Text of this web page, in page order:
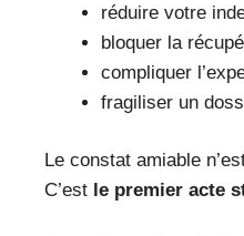
réduire votre
bloquer la
compliquer
fragiliser un
Le constat amiable
C’est le premier acte